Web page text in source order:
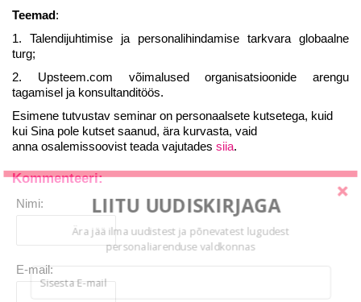
Teemad:
1. Talendijuhtimise ja personalihindamise tarkvara globaalne
turg;
2. Upsteem.com võimalused organisatsioonide arengu
tagamisel ja konsultanditöös.
Esimene tutvustav seminar on personaalsete kutsetega, kuid
kui Sina pole kutset saanud, ära kurvasta, vaid
anna osalemissoovist teada vajutades siia.
Kommenteeri:
Nimi:
E-mail:
LIITU UUDISKIRJAGA
Ära jää ilma uudistest ja põnevatest lugudest
personaliarenduse valdkonnas